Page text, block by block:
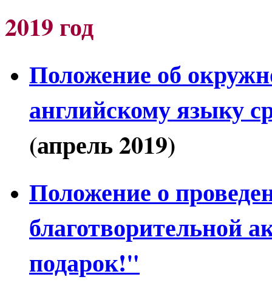
2019 год
Положение об
английскому языку
(апрель 2019)
Положение о
благотворительной
подарок!"